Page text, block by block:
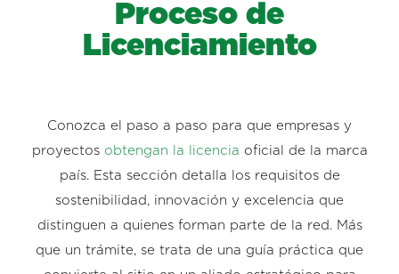
Proceso de
Licenciamiento
Conozca el paso a paso para que empresas y
proyectos obtengan la licencia oficial de la marca
país. Esta sección detalla los requisitos de
sostenibilidad, innovación y excelencia que
distinguen a quienes forman parte de la red. Más
que un trámite, se trata de una guía práctica que